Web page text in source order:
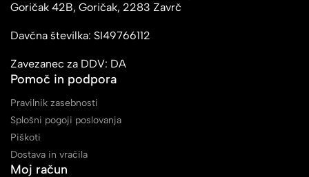
Goričak 42B, Goričak, 2283 Zavrč
Davčna številka: SI49766112
Zavezanec za DDV: DA
Pomoč in podpora
Pravilnik zasebnosti
Splošni pogoji poslovanja
Piškoti
Dostava in vračila
Moj račun